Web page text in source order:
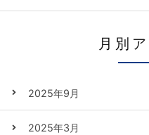
月別
2025年9月
2025年3月